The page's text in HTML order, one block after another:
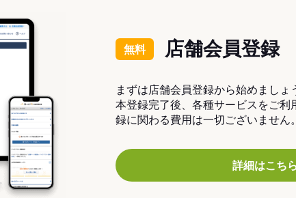
無料 店舗会員登録
まずは店舗会員登録から始めましょ
本登録完了後、各種サービスをご利
録に関わる費用は一切ございません。
詳細はこちら